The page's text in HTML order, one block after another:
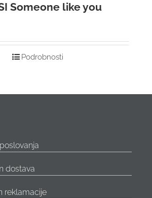
Someone like you
Podrobnosti
dostava
reklamacije